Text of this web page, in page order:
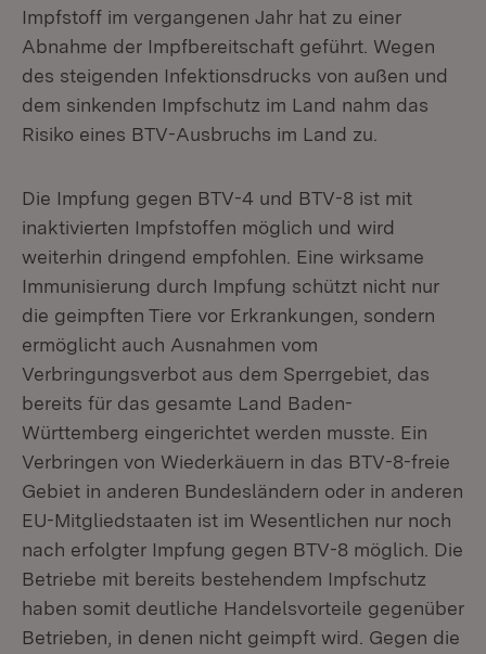
Impfstoff im vergangenen Jahr hat zu einer
Abnahme der Impfbereitschaft geführt. Wegen
des steigenden Infektionsdrucks von außen und
dem sinkenden Impfschutz im Land nahm das
Risiko eines BTV-Ausbruchs im Land zu.
Die Impfung gegen BTV-4 und BTV-8 ist mit
inaktivierten Impfstoffen möglich und wird
weiterhin dringend empfohlen. Eine wirksame
Immunisierung durch Impfung schützt nicht nur
die geimpften Tiere vor Erkrankungen, sondern
ermöglicht auch Ausnahmen vom
Verbringungsverbot aus dem Sperrgebiet, das
bereits für das gesamte Land Baden-
Württemberg eingerichtet werden musste. Ein
Verbringen von Wiederkäuern in das BTV-8-freie
Gebiet in anderen Bundesländern oder in anderen
EU-Mitgliedstaaten ist im Wesentlichen nur noch
nach erfolgter Impfung gegen BTV-8 möglich. Die
Betriebe mit bereits bestehendem Impfschutz
haben somit deutliche Handelsvorteile gegenüber
Betrieben, in denen nicht geimpft wird. Gegen die